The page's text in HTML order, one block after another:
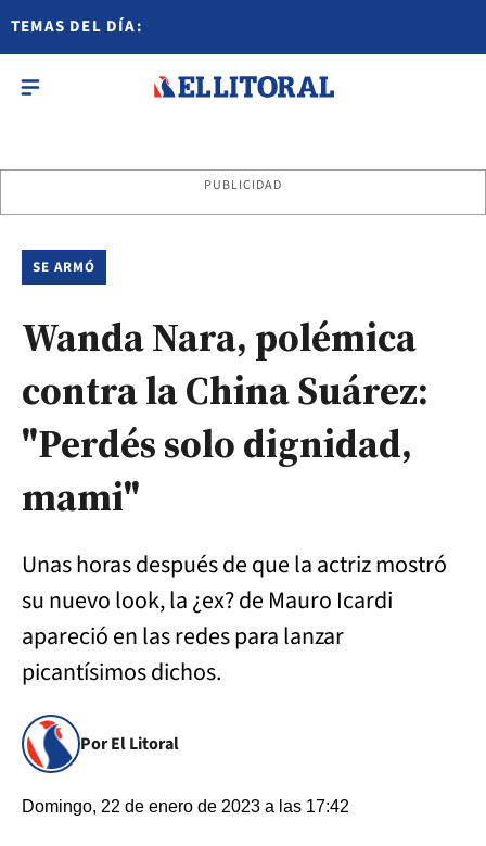
TEMAS DEL DÍA:
PUBLICIDAD
SE ARMÓ
Wanda Nara, polémica
contra la China Suárez:
"Perdés solo dignidad,
mami"
Unas horas después de que la actriz mostró
su nuevo look, la ¿ex? de Mauro Icardi
apareció en las redes para lanzar
picantísimos dichos.
Por El Litoral
Domingo, 22 de enero de 2023 a las 17:42